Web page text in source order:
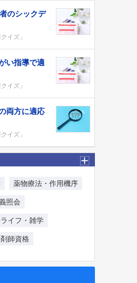
のシックデ
イズ」
い指導で適
イズ」
両方に適応
イズ」
薬物療法・作用機序
照会
ライフ・雑学
師資格